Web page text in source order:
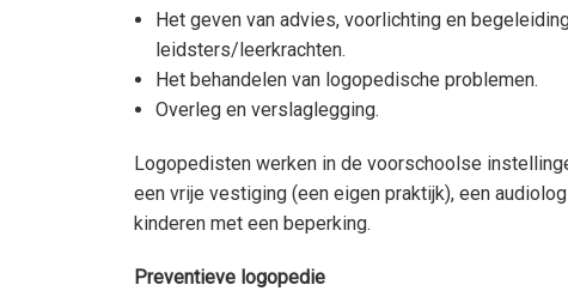
Het geven van advies, voorlichting en
leidsters/leerkrachten.
Het behandelen van logopedische problemen.
Overleg en verslaglegging.
Logopedisten werken in de voorschoolse
een vrije vestiging (een eigen praktijk), een
kinderen met een beperking.
Preventieve logopedie